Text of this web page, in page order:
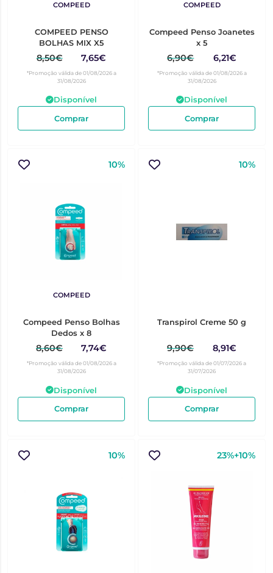
COMPEED
COMPEED PENSO
BOLHAS MIX X5
8,50€ 7,65€
*Promoção válida de 01/08/2026 a
31/08/2026
Disponível
Comprar
COMPEED
Compeed Penso Joanetes
x 5
6,90€ 6,21€
*Promoção válida de 01/08/2026 a
31/08/2026
Disponível
Comprar
10%
COMPEED
Compeed Penso Bolhas
Dedos x 8
8,60€ 7,74€
*Promoção válida de 01/08/2026 a
31/08/2026
Disponível
Comprar
10%
Transpirol Creme 50 g
9,90€ 8,91€
*Promoção válida de 01/07/2026 a
31/07/2026
Disponível
Comprar
10% 23%+10%